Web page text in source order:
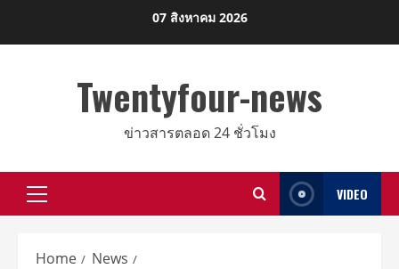
07 สิงหาคม 2026
Twentyfour-news
ข่าวสารตลอด 24 ชั่วโมง
Primary
VIDEO
Home
News